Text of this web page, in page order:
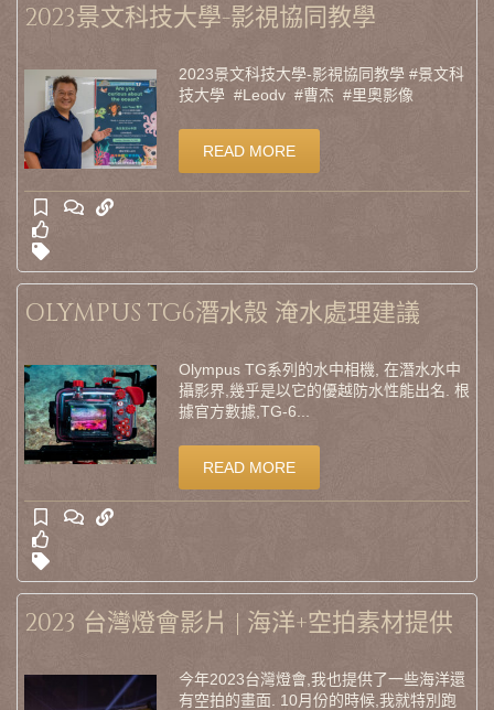
2023景文科技大學-影視協同教學
2023景文科技大學-影視協同教學 #景文科
技大學 #Leodv #曹杰 #里奧影像
READ MORE
OLYMPUS TG6潛水殼 淹水處理建議
Olympus TG系列的水中相機, 在潛水水中
攝影界,幾乎是以它的優越防水性能出名. 根
據官方數據,TG-6...
READ MORE
2023 台灣燈會影片 | 海洋+空拍素材提供
今年2023台灣燈會,我也提供了一些海洋還
有空拍的畫面. 10月份的時候,我就特別跑